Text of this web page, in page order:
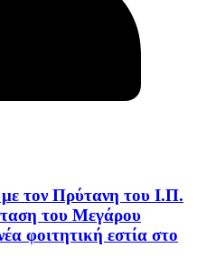
τον Πρύτανη του Ι.Π.
του Μεγάρου
φοιτητική εστία στο